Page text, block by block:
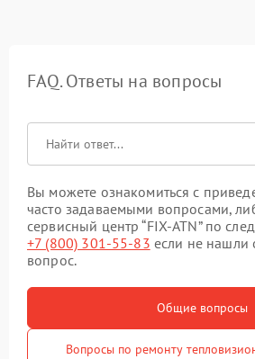
FAQ. Ответы на вопросы
Вы можете ознакомиться с
часто задаваемыми вопросами,
сервисный центр “FIX-ATN” по
+7 (800) 301-55-83 если не нашли
вопрос.
Общие вопросы
Вопросы по ремонту